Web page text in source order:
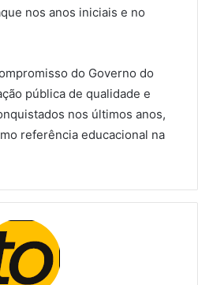
nos anos iniciais e no
do Governo do
pública de qualidade e
nos últimos anos,
referência educacional na